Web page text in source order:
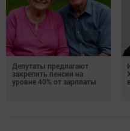
Депутаты предлагают
закрепить пенсии на
уровне 40% от зарплаты